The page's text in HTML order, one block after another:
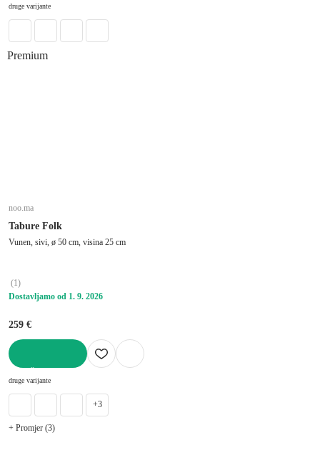
druge varijante
Premium
noo.ma
Tabure Folk
Vunen, sivi, ø 50 cm, visina 25 cm
(1)
Dostavljamo od 1. 9. 2026
259 €
druge varijante
+3
+ Promjer (3)